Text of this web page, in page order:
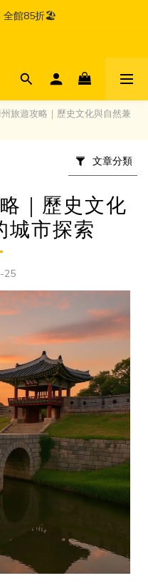
全館85折🏖️
旅遊攻略｜歷史文化與自然兼
文章分類
｜歷史文化
城市探索
25